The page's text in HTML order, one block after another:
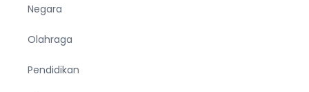
Negara
Olahraga
Pendidikan